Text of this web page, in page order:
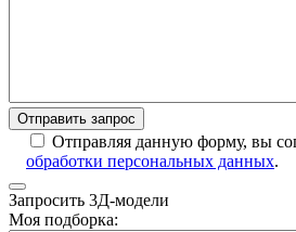
Отправляя данную форму, вы
обработки персональных данных.
Запросить 3Д-модели
Моя подборка: